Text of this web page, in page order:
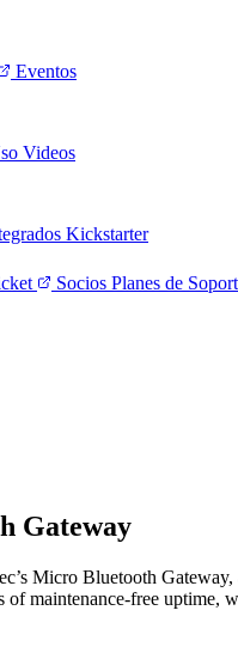
Eventos
Videos
Kickstarter
Socios Planes de
Gateway
Micro Bluetooth
maintenance-free uptime,